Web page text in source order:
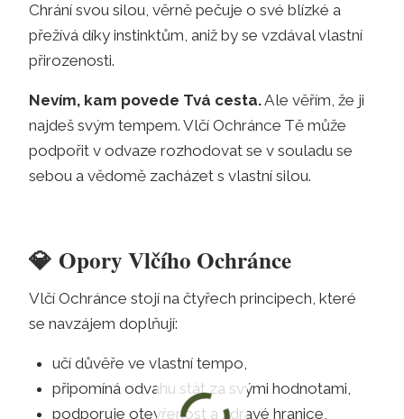
Chrání svou silou, věrně pečuje o své blízké a
přežívá díky instinktům, aniž by se vzdával vlastní
přirozenosti.
Nevím, kam povede Tvá cesta.Ale věřím, že ji
najdeš svým tempem. Vlčí Ochránce Tě může
podpořit v odvaze rozhodovat se v souladu se
sebou a vědomě zacházet s vlastní silou.
💎 Opory Vlčího Ochránce
Vlčí Ochránce stojí na čtyřech principech, které
se navzájem doplňují:
učí důvěře ve vlastní tempo,
připomíná odvahu stát za svými hodnotami,
podporuje otevřenost a zdravé hranice,